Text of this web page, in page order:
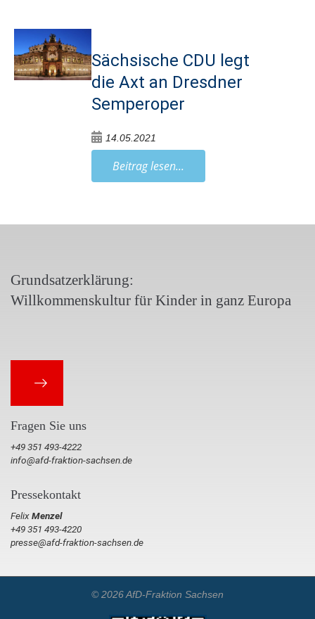
Sächsische CDU legt
die Axt an Dresdner
Semperoper
14.05.2021
Beitrag lesen...
Grundsatzerklärung:
Willkommenskultur für Kinder in ganz Europa
Fragen Sie uns
+49 351 493-4222
info@afd-fraktion-sachsen.de
Pressekontakt
FelixMenzel
+49 351 493-4220
presse@afd-fraktion-sachsen.de
© 2026 AfD-Fraktion Sachsen